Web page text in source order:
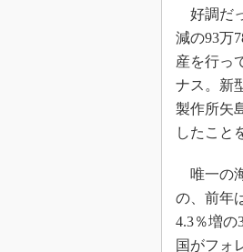
好調だ
減の93万
産を行っ
ナス。新
製作所矢
したこと
唯一の
の、前年
4.3％増の
国がフォ